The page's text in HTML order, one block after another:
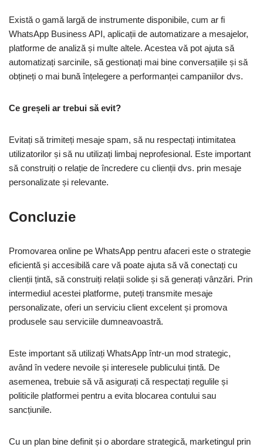
Există o gamă largă de instrumente disponibile, cum ar fi
WhatsApp Business API, aplicații de automatizare a mesajelor,
platforme de analiză și multe altele. Acestea vă pot ajuta să
automatizați sarcinile, să gestionați mai bine conversațiile și să
obțineți o mai bună înțelegere a performanței campaniilor dvs.
Ce greșeli ar trebui să evit?
Evitați să trimiteți mesaje spam, să nu respectați intimitatea
utilizatorilor și să nu utilizați limbaj neprofesional. Este important
să construiți o relație de încredere cu clienții dvs. prin mesaje
personalizate și relevante.
Concluzie
Promovarea online pe WhatsApp pentru afaceri este o strategie
eficientă și accesibilă care vă poate ajuta să vă conectați cu
clienții țintă, să construiți relații solide și să generați vânzări. Prin
intermediul acestei platforme, puteți transmite mesaje
personalizate, oferi un serviciu client excelent și promova
produsele sau serviciile dumneavoastră.
Este important să utilizați WhatsApp într-un mod strategic,
având în vedere nevoile și interesele publicului țintă. De
asemenea, trebuie să vă asigurați că respectați regulile și
politicile platformei pentru a evita blocarea contului sau
sancțiunile.
Cu un plan bine definit și o abordare strategică, marketingul prin